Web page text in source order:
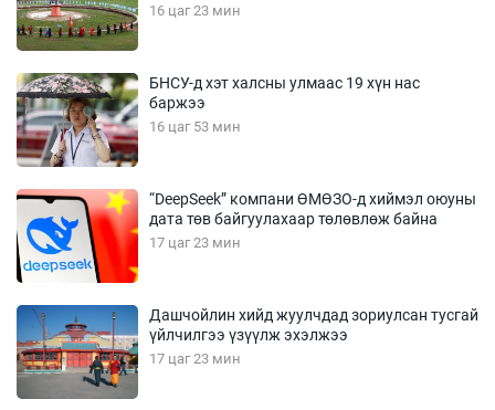
16 цаг 23 мин
БНСУ-д хэт халсны улмаас 19 хүн нас
баржээ
16 цаг 53 мин
“DeepSeek” компани ӨМӨЗО-д хиймэл оюуны
дата төв байгуулахаар төлөвлөж байна
17 цаг 23 мин
Дашчойлин хийд жуулчдад зориулсан тусгай
үйлчилгээ үзүүлж эхэлжээ
17 цаг 23 мин